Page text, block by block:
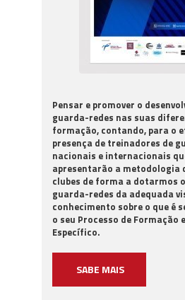
Pensar e promover o
guarda-redes nas suas
formação, contando, para o
presença de treinadores de
nacionais e internacionais
apresentarão a metodologia
clubes de forma a dotarmos
guarda-redes da adequada
conhecimento sobre o que é
o seu Processo de Formação
Específico.
SABE MAIS